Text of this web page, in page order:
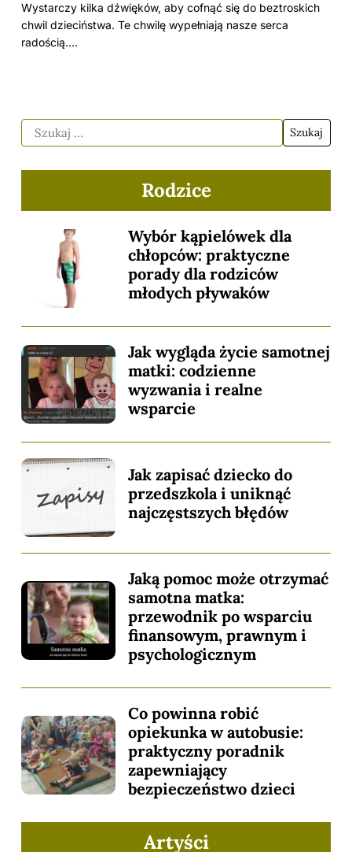
Wystarczy kilka dźwięków, aby cofnąć się do beztroskich
chwil dzieciństwa. Te chwilę wypełniają nasze serca
radością.…
Rodzice
Wybór kąpielówek dla
chłopców: praktyczne
porady dla rodziców
młodych pływaków
Jak wygląda życie samotnej
matki: codzienne
wyzwania i realne
wsparcie
Jak zapisać dziecko do
przedszkola i uniknąć
najczęstszych błędów
Jaką pomoc może otrzymać
samotna matka:
przewodnik po wsparciu
finansowym, prawnym i
psychologicznym
Co powinna robić
opiekunka w autobusie:
praktyczny poradnik
zapewniający
bezpieczeństwo dzieci
Artyści